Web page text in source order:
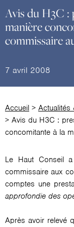
Avis du H3C :
manière
commissaire
7 avril 2008
Accueil > Actualités
> Avis du H3C :
concomitante à la
Le Haut Conseil
commissaire aux
comptes une
approfondie des
Après avoir relevé